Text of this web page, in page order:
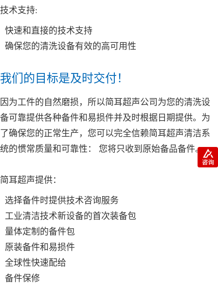
技术支持:
快速和直接的技术支持
确保您的清洗设备有效的高可用性
我们的目标是及时交付！
因为工件的自然磨损，所以简耳超声公司为您的清洗设
备可靠提供各种备件和易损件并及时根据日期提供。为
了确保您的正常生产，您可以完全信赖简耳超声清洁系
统的惯常质量和可靠性： 您将只收到原始备品备件。
简耳超声提供：
选择备件时提供技术咨询服务
工业清洁技术新设备的首次装备包
量体定制的备件包
原装备件和易损件
全球性快速配给
备件保修